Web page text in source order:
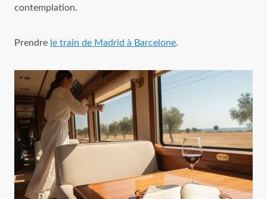
contemplation.
Prendre le train de Madrid à Barcelone.